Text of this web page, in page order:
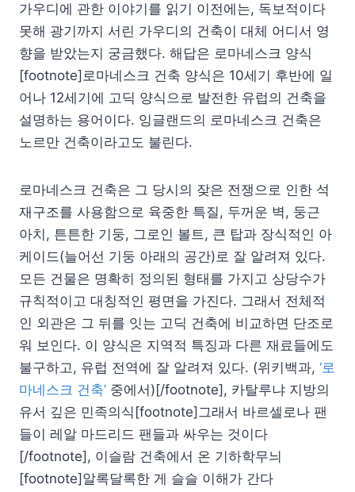
가우디에 관한 이야기를 읽기 이전에는, 독보적이다
못해 광기까지 서린 가우디의 건축이 대체 어디서 영
향을 받았는지 궁금했다. 해답은 로마네스크 양식
[footnote]로마네스크 건축 양식은 10세기 후반에 일
어나 12세기에 고딕 양식으로 발전한 유럽의 건축을
설명하는 용어이다. 잉글랜드의 로마네스크 건축은
노르만 건축이라고도 불린다.
로마네스크 건축은 그 당시의 잦은 전쟁으로 인한 석
재구조를 사용함으로 육중한 특질, 두꺼운 벽, 둥근
아치, 튼튼한 기둥, 그로인 볼트, 큰 탑과 장식적인 아
케이드(늘어선 기둥 아래의 공간)로 잘 알려져 있다.
모든 건물은 명확히 정의된 형태를 가지고 상당수가
규칙적이고 대칭적인 평면을 가진다. 그래서 전체적
인 외관은 그 뒤를 잇는 고딕 건축에 비교하면 단조로
워 보인다. 이 양식은 지역적 특징과 다른 재료들에도
불구하고, 유럽 전역에 잘 알려져 있다. (위키백과, ‘로
마네스크 건축’ 중에서)[/footnote], 카탈루냐 지방의
유서 깊은 민족의식[footnote]그래서 바르셀로나 팬
들이 레알 마드리드 팬들과 싸우는 것이다
[/footnote], 이슬람 건축에서 온 기하학무늬
[footnote]알록달록한 게 슬슬 이해가 간다